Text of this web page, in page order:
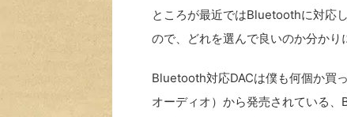
ところが最近ではBluetoothに対応
ので、どれを選んで良いのか分かり
Bluetooth対応DACは僕も何個か買
オーディオ）から発売されている